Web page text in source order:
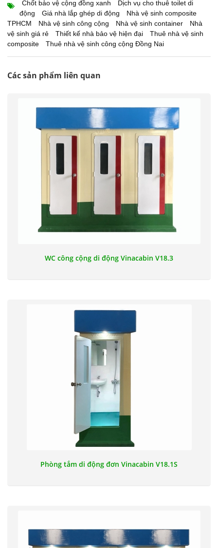
Chốt bảo vệ cộng đồng xanh
Dịch vụ cho thuê toilet di
động
Giá nhà lắp ghép di động
Nhà vệ sinh composite
TPHCM
Nhà vệ sinh công cộng Nhà vệ sinh container
Nhà
vệ sinh giá rẻ
Thiết kế nhà bảo vệ hiện đại
Thuê nhà vệ sinh
composite
Thuê nhà vệ sinh công cộng Đồng Nai
Các sản phẩm liên quan
WC công cộng di động Vinacabin V18.3
Phòng tắm di động đơn Vinacabin V18.1S